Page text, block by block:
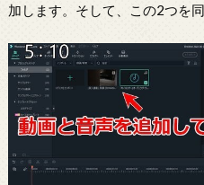
加します。そして、この2つを